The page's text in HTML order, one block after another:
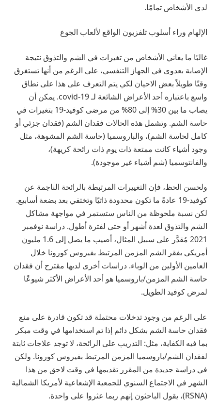
لدى الأشخاص تمامًا.
الإلهام وراء أسلوب تلفزيون الواقع لألعاب الجوع
غالبًا ما يعاني الأشخاص من تغيرات في الشم والتذوق نتيجة
الإصابة بعدوى في الجهاز التنفسي، على الرغم من أنها تستغرق
وقتًا طويلاًبعض الاحيان لكي يتم التعرف على هذا على نطاق
واسع باعتباره أحد الأعراض الشائعة لـ covid-19. يمكن أن
يصاب ما بين 30% إلى 80% من مرضى كوفيد-19 بتغيرات في
حاسة الشم. وتشمل هذه الحالات فقدان الشم (فقدان جزئي أو
كامل لحاسة الشم)، والباروسميا (حاسة الشم المشوهة، مثل
وجود أشياء كانت ممتعة ذات يوم ذات رائحة كريهة)،
والفانتوسميا (شم أشياء غير موجودة).
ولحسن الحظ، فإن التغييرات المرتبطة بالرائحة الناجمة عن
كوفيد-19 عادةً ما تكون محدودة ذاتيًا وتختفي بعد بضعة أسابيع.
لكن نسبة ملحوظة من الناس ستستمر في مواجهة مشاكل
الشم والتذوق لعدة أشهر أو حتى لفترة أطول. دراسة نوفمبر
2021 مُقدَّر
على سبيل المثال، أصيب ما يصل إلى 1.6 مليون
أمريكي بفقر الشم المزمن المرتبط بفيروس كورونا خلال
العامين الأولين من الوباء. دراسات أخرى لديها مقترح أن فقدان
حاسة الشم المزمن/باروسميا هو أحد الأعراض الأكثر شيوعًا
لمرض كوفيد الطويل.
على الرغم من وجود تدخلات محتملة قد تكون قادرة على منع
فقدان حاسة الشم بشكل دائم إذا تم استخدامها في وقت مبكر
بما فيه الكفاية، مثل: التدريب على الرائحة، لا توجد علاجات ثابتة
لفقدان الشم/باروسميا المزمن المرتبط بفيروس كورونا. ولكن
في دراسة جديدة من المقرر تقديمها في وقت لاحق من هذا
الشهر في الاجتماع السنوي للجمعية الإشعاعية لأمريكا الشمالية
(RSNA)، يقول الباحثون إنهم ربما عثروا على واحدة.